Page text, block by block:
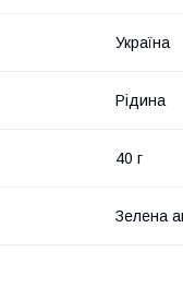
Україна
Рідина
40 г
Зелена